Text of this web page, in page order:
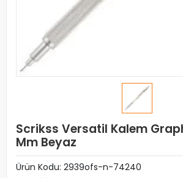
Scrikss Versatil Kalem
Mm Beyaz
Ürün Kodu: 2939ofs-n-74240